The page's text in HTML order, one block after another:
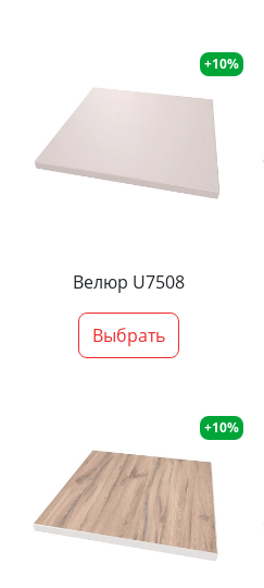
+10%
Велюр U7508
Выбрать
+10%